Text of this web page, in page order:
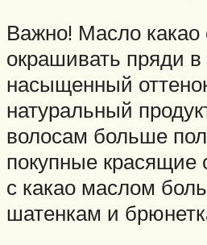
Важно! Масло какао
окрашивать пряди в
насыщенный
натуральный
волосам больше
покупные красящие
с какао маслом
шатенкам и